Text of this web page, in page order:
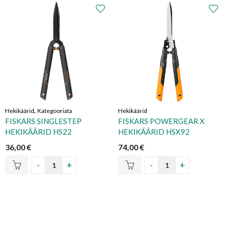
Hekikäärid, Kategooriata
FISKARS SINGLESTEP
HEKIKÄÄRID HS22
36,00€
Hekikäärid
FISKARS POWERGEAR X
HEKIKÄÄRID HSX92
74,00€